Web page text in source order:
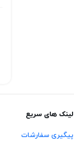
لینک های سریع
پیگیری سفارشات